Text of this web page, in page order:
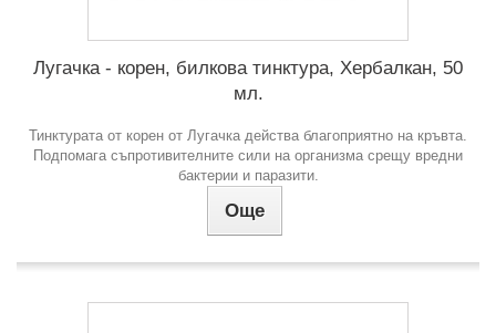
Лугачка - корен, билкова тинктура, Хербалкан, 50
мл.
Тинктурата от корен от Лугачка действа благоприятно на кръвта.
Подпомага съпротивителните сили на организма срещу вредни
бактерии и паразити.
Още